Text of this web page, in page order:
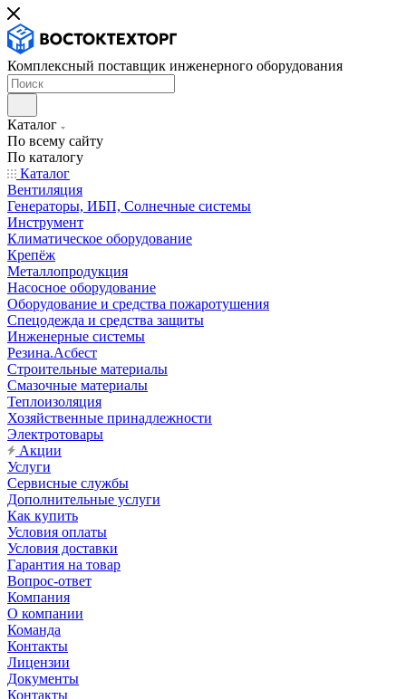
Комплексный поставщик инженерного оборудования
Каталог
По всему сайту
По каталогу
Каталог
Вентиляция
Генераторы, ИБП, Солнечные системы
Инструмент
Климатическое оборудование
Крепёж
Металлопродукция
Насосное оборудование
Оборудование и средства пожаротушения
Спецодежда и средства защиты
Инженерные системы
Резина.Асбест
Строительные материалы
Смазочные материалы
Теплоизоляция
Хозяйственные принадлежности
Электротовары
Акции
Услуги
Сервисные службы
Дополнительные услуги
Как купить
Условия оплаты
Условия доставки
Гарантия на товар
Вопрос-ответ
Компания
О компании
Команда
Контакты
Лицензии
Документы
Контакты